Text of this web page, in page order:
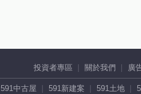
投資者專區 關於我們 廣
591中古屋 591新建案 591土地